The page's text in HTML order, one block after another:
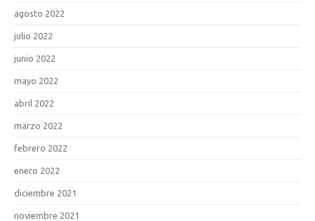
agosto 2022
julio 2022
junio 2022
mayo 2022
abril 2022
marzo 2022
febrero 2022
enero 2022
diciembre 2021
noviembre 2021